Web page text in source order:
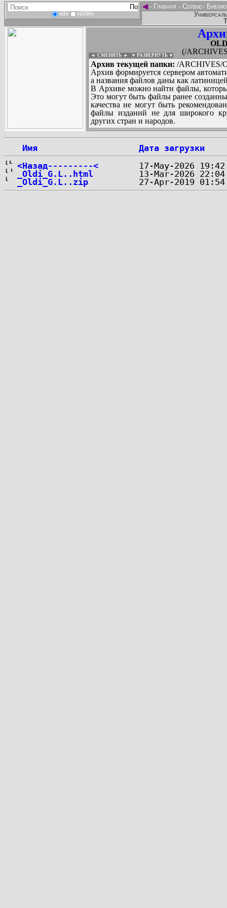
«И» «ИЛИ»
◄- Главная - Сервис-
(/
◄ СМЕНИТЬ ► ▼ РАЗВЕРНУТЬ ▼
Архив текущей папки: /ARCHIVES/
Архив формируется сервером
а названия файлов даны как
В Архиве можно найти файлы,
Это могут быть файлы ранее
качества не могут быть
файлы изданий не для широкого
других стран и народов.
Имя
Дата загрузки
<Назад---------<
_Oldi_G.L..html
_Oldi_G.L..zip